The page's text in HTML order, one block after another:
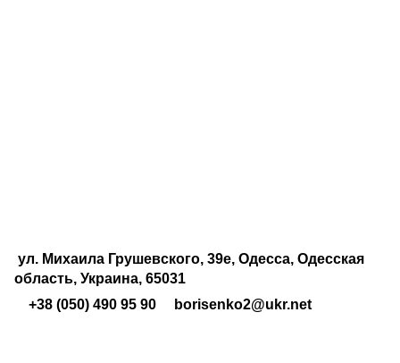
ул. Михаила Грушевского, 39е, Одесса, Одесская
область, Украина, 65031
+38 (050) 490 95 90
borisenko2@ukr.net